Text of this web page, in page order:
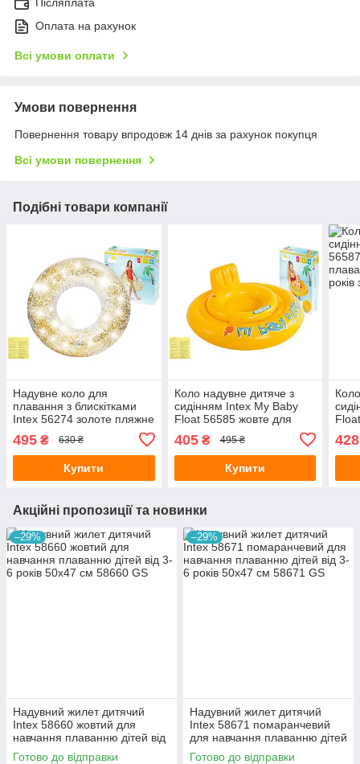
Післяплата
Оплата на рахунок
Всі умови оплати
Умови повернення
Повернення товару впродовж 14 днів за рахунок покупця
Всі умови повернення
Подібні товари компанії
Надувне коло для
плавання з блискітками
Intex 56274 золоте пляжне
діаметр 119 см з латкою
495 ₴ 630 ₴
Купити
Коло надувне дитяче з
сидінням Intex My Baby
Float 56585 жовте для
малюків від 6-12 місяців з
латкою 70 см
405₴ 495 ₴
Купити
428
Акційні пропозиції та новинки
–29%
Надувний жилет дитячий
Intex 58660 жовтий для
навчання плаванню дітей від
3-6 років 50х47 см
Готово до відправки
–29%
Надувний жилет дитячий
Intex 58671 помаранчевий
для навчання плаванню дітей
від 3-6 років 50х47 см
Готово до відправки